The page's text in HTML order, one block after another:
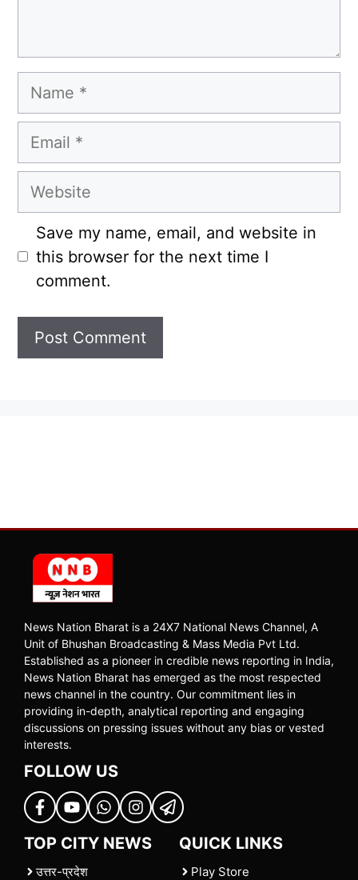
Name
Email
Website
Save my name, email, and website in
this browser for the next time I
comment.
News Nation Bharat is a 24X7 National News Channel, A
Unit of Bhushan Broadcasting & Mass Media Pvt Ltd.
Established as a pioneer in credible news reporting in India,
News Nation Bharat has emerged as the most respected
news channel in the country. Our commitment lies in
providing in-depth, analytical reporting and engaging
discussions on pressing issues without any bias or vested
interests.
FOLLOW US
TOP CITY NEWS
उत्तर-प्रदेश
QUICK LINKS
Play Store